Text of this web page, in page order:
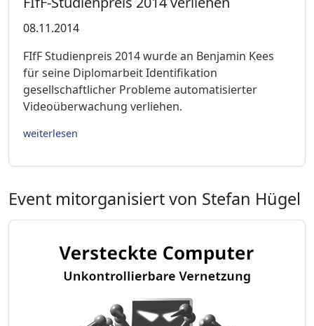
08.11.2014
FIfF Studienpreis 2014 wurde an Benjamin Kees
für seine Diplomarbeit Identifikation
gesellschaftlicher Probleme automatisierter
Videoüberwachung verliehen.
weiterlesen
Event mitorganisiert von Stefan Hügel